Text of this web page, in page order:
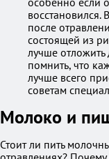
после
состоящей из
лучше
помнить, что
лучше всего
советам
Молоко и
Стоит ли пить